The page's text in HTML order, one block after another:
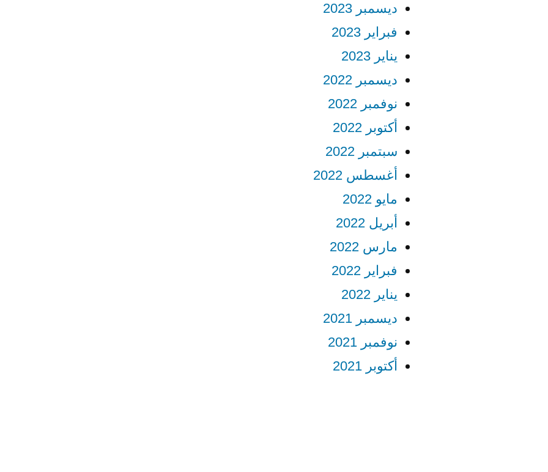
ديسمبر 2023
فبراير 2023
يناير 2023
ديسمبر 2022
نوفمبر 2022
أكتوبر 2022
سبتمبر 2022
أغسطس 2022
مايو 2022
أبريل 2022
مارس 2022
فبراير 2022
يناير 2022
ديسمبر 2021
نوفمبر 2021
أكتوبر 2021